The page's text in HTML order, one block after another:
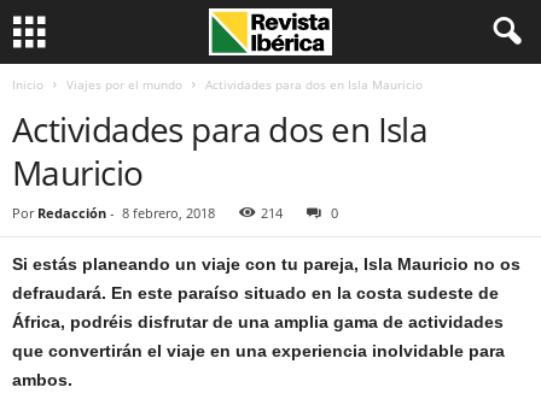
Inicio Viajes por el mundo Actividades para dos en Isla Mauricio
Actividades para dos en Isla
Mauricio
Por Redacción - 8 febrero, 2018 214 0
Si estás planeando un viaje con tu pareja, Isla Mauricio no os
defraudará. En este paraíso situado en la costa sudeste de
África, podréis disfrutar de una amplia gama de actividades
que convertirán el viaje en una experiencia inolvidable para
ambos.